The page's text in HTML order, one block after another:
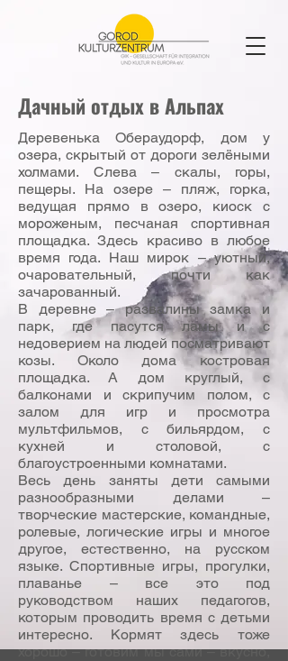
Дачный отдых в Альпах
Деревенька Обераудорф, дом у
озера, скрытый от дороги зелёными
холмами. Слева – скалы, горы,
пещеры. На озере – пляж, горка,
ведущая прямо в озеро, киоск с
мороженым, песчаная спортивная
площадка. Здесь красиво в любое
время года. Наш мирок – уютный,
очаровательный, почти как
зачарованный.
В деревне – развалины замка и
парк, где пасутся ламы и с
недоверием на людей посматривают
козы. Около дома костровая
площадка. А дом круглый, с
балконами и скрипучим полом, с
залом для игр и просмотра
мультфильмов, с бильярдом, с
кухней и столовой, с
благоустроенными комнатами.
Весь день заняты дети самыми
разнообразными делами –
творческие мастерские, командные,
ролевые, логические игры и многое
другое, естественно, на русском
языке. Спортивные игры, прогулки,
плаванье – все это под
руководством наших педагогов,
которым проводить время с детьми
интересно. Кормят здесь тоже
хорошо – готовим мы сами – вкусно,